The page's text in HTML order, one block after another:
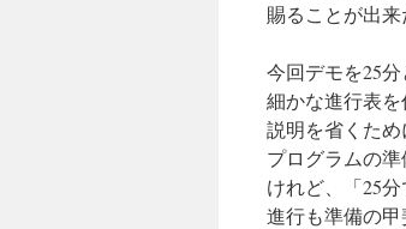
賜ることが出来
今回デモを25
細かな進行表を
説明を省くため
プログラムの準
けれど、「25
進行も準備の甲